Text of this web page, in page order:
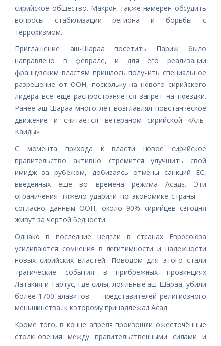
сирийское общество. Макрон также намерен обсудить
вопросы стабилизации региона и борьбы с
терроризмом.
Приглашение аш-Шараа посетить Париж было
направлено в феврале, и для его реализации
французским властям пришлось получить специальное
разрешение от ООН, поскольку на нового сирийского
лидера все еще распространяется запрет на поездки.
Ранее аш-Шараа много лет возглавлял повстанческое
движение и считается ветераном сирийской «Аль-
Каиды».
С момента прихода к власти новое сирийское
правительство активно стремится улучшить свой
имидж за рубежом, добиваясь отмены санкций ЕС,
введённых ещё во времена режима Асада. Эти
ограничения тяжело ударили по экономике страны —
согласно данным ООН, около 90% сирийцев сегодня
живут за чертой бедности.
Однако в последние недели в странах Евросоюза
усиливаются сомнения в легитимности и надежности
новых сирийских властей. Поводом для этого стали
трагические события в прибрежных провинциях
Латакия и Тартус, где силы, лояльные аш-Шараа, убили
более 1700 алавитов — представителей религиозного
меньшинства, к которому принадлежал Асад.
Кроме того, в конце апреля произошли ожесточённые
столкновения между правительственными силами и